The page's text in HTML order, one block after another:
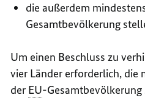
die außerdem
Gesamtbevölkerung
Um einen Beschluss zu
vier Länder erforderlich, die
der EU-Gesamtbevölkerung